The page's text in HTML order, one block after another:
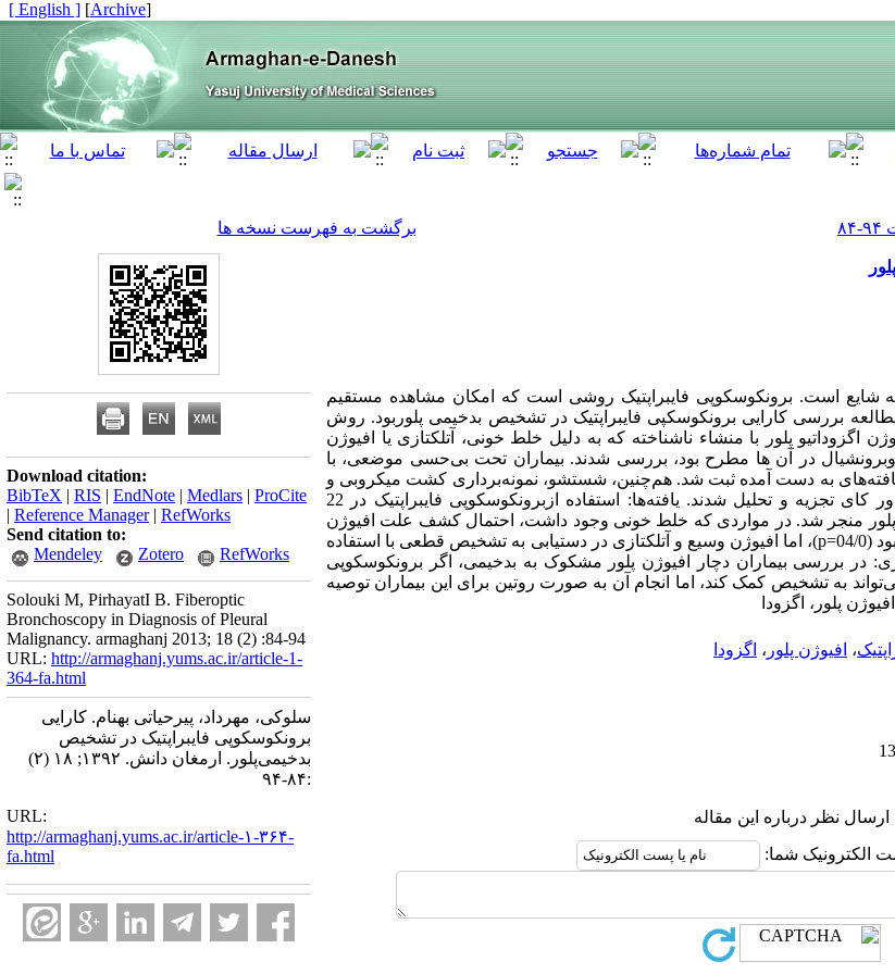
[
Archive
]
[ English ]
برگشت به فهرست نسخه ها
شایع است. برونکوسکوپی فایبراپتیک روشی است که امکان مشاهده مستقیم
بررسی کارایی برونکوسکپی فایبراپتیک در تشخیص بدخیمی پلوربود. روش
مقطعی، 52 بیمار دچار افیوژن اگزوداتیو پلور با منشاء ناشناخته که به دلیل خلط خونی، آتلکتازی یا افیوژن
در آن ها مطرح بود، بررسی شدند. بیماران تحت بی‌حسی موضعی، با
یافته‌های به دست آمده ثبت شد. هم‌چنین، شستشو، نمونه‌برداری کشت میکروبی و
بیوپسی انجام گردید. داده‌های با آزمون آماری مجذور کای تجزیه و تحلیل شدند. یافته‌ها: استفاده ازبرونکوسکوپی فایبراپتیک در 22
پلور منجر شد. در مواردی که خلط خونی وجود داشت، احتمال کشف علت افیوژن
با برونکوسکوپی فایبراپتیک به طور معنی‌داری بالاتر بود (04/0=p)، اما افیوژن وسیع و آتلکتازی در دستیابی به تشخیص قطعی با استفاده
در بررسی بیماران دچار افیوژن پلور مشکوک به بدخیمی، اگر برونکوسکوپی
به تشخیص کمک کند، اما انجام آن به صورت روتین برای این بیماران توصیه
پلور، اگزودا
، افیوژن پلور ، اگزودا
ارسال نظر درباره این مقاله
الکترونیک شما:
Download citation:
BibTeX | RIS | EndNote | Medlars | ProCite
| Reference Manager| RefWorks
Send citation to:
Mendeley
Zotero RefWorks
Solouki M, PirhayatI B. Fiberoptic
Bronchoscopy in Diagnosis of Pleural
Malignancy. armaghanj 2013; 18 (2) :84-94
URL: http://armaghanj.yums.ac.ir/article-1-
364-fa.html
سلوکی، مهرداد، پیرحیاتی بهنام. کارایی
برونکوسکوپی فایبراپتیک در تشخیص
بدخیمی‌پلور. ارمغان دانش. ۱۳۹۲; ۱۸ (۲)
:۸۴-۹۴
URL:
http://armaghanj.yums.ac.ir/article-۱-۳۶۴-
fa.html